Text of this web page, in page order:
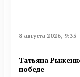
8 августа 2026, 9:35
Татьяна
победе